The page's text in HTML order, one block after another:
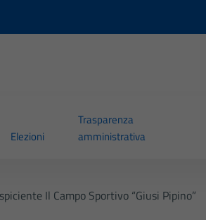
Elezioni
Trasparenza
amministrativa
Il Campo Sportivo “Giusi Pipino”